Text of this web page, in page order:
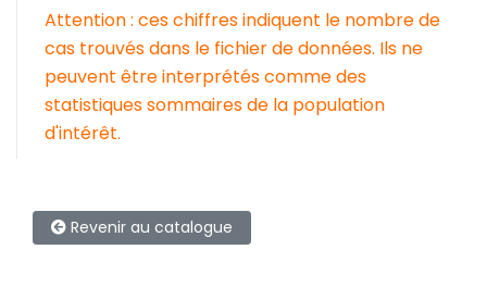
Attention : ces chiffres indiquent le nombre de
cas trouvés dans le fichier de données. Ils ne
peuvent être interprétés comme des
statistiques sommaires de la population
d'intérêt.
Revenir au catalogue